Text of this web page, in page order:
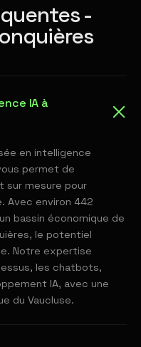
-
IA à
en intelligence
permet de
sur mesure pour
Avec environ 442
bassin économique de
le potentiel
Notre expertise
les chatbots,
IA, avec une
du Vaucluse.